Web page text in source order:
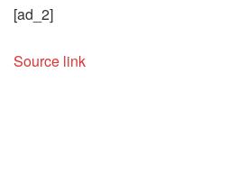
[ad_2]
Source link